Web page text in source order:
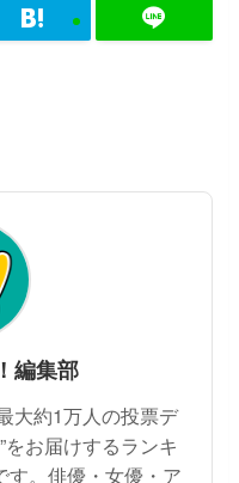
編集部
大約1万人の投票デ
をお届けするランキ
す。俳優・女優・ア